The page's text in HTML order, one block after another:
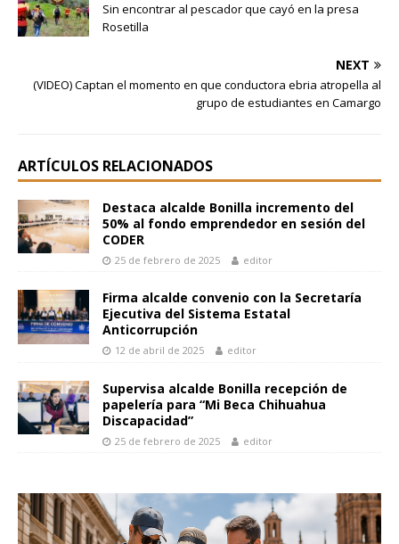
Sin encontrar al pescador que cayó en la presa
Rosetilla
NEXT
(VIDEO) Captan el momento en que conductora ebria atropella al
grupo de estudiantes en Camargo
ARTÍCULOS RELACIONADOS
Destaca alcalde Bonilla incremento del
50% al fondo emprendedor en sesión del
CODER
25 de febrero de 2025 editor
Firma alcalde convenio con la Secretaría
Ejecutiva del Sistema Estatal
Anticorrupción
12 de abril de 2025 editor
Supervisa alcalde Bonilla recepción de
papelería para “Mi Beca Chihuahua
Discapacidad”
25 de febrero de 2025 editor